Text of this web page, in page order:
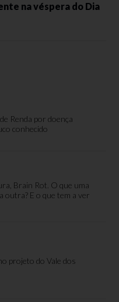
na véspera do Dia
Renda por doença
conhecido
Brain Rot. O que uma
outra? E o que tem a ver
projeto do Vale dos